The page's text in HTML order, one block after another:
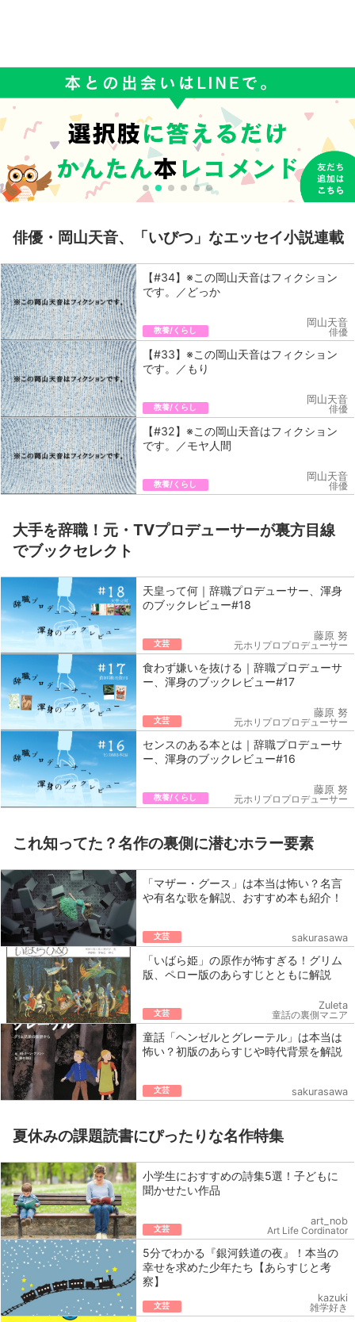
俳優・岡山天音、「いびつ」なエッセイ小説連載
【#34】※この岡山天音はフィクション
です。／どっか
教養/くらし
岡山天音
俳優
【#33】※この岡山天音はフィクション
です。／もり
教養/くらし
岡山天音
俳優
【#32】※この岡山天音はフィクション
です。／モヤ人間
教養/くらし
岡山天音
俳優
大手を辞職！元・TVプロデューサーが裏方目線
でブックセレクト
天皇って何｜辞職プロデューサー、渾身
のブックレビュー#18
文芸
藤原 努
元ホリプロプロデューサー
食わず嫌いを抜ける｜辞職プロデューサ
ー、渾身のブックレビュー#17
文芸
藤原 努
元ホリプロプロデューサー
センスのある本とは｜辞職プロデューサ
ー、渾身のブックレビュー#16
教養/くらし
藤原 努
元ホリプロプロデューサー
これ知ってた？名作の裏側に潜むホラー要素
「マザー・グース」は本当は怖い？名言
や有名な歌を解説、おすすめ本も紹介！
文芸 sakurasawa
「いばら姫」の原作が怖すぎる！グリム
版、ペロー版のあらすじとともに解説
文芸
Zuleta
童話の裏側マニア
童話「ヘンゼルとグレーテル」は本当は
怖い？初版のあらすじや時代背景を解説
文芸 sakurasawa
夏休みの課題読書にぴったりな名作特集
小学生におすすめの詩集5選！子どもに
聞かせたい作品
文芸
art_nob
Art Life Cordinator
5分でわかる『銀河鉄道の夜』！本当の
幸せを求めた少年たち【あらすじと考
察】
文芸
kazuki
雑学好き